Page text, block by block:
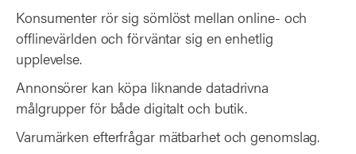
Konsumenter rör sig sömlöst mellan online- och
offlinevärlden och förväntar sig en enhetlig
upplevelse.
Annonsörer kan köpa liknande datadrivna
målgrupper för både digitalt och butik.
Varumärken efterfrågar mätbarhet och genomslag.